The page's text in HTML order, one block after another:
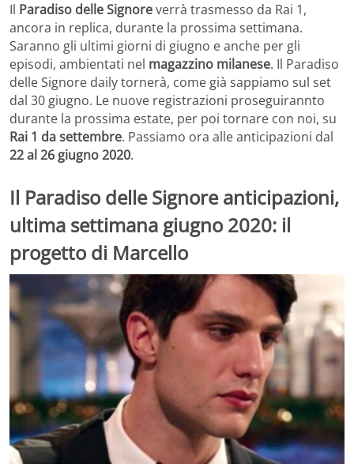
Il Paradiso delle Signoreverrà trasmesso da Rai 1,
ancora in replica, durante la prossima settimana.
Saranno gli ultimi giorni di giugno e anche per gli
episodi, ambientati nel magazzino milanese. Il Paradiso
delle Signore daily tornerà, come già sappiamo sul set
dal 30 giugno. Le nuove registrazioni proseguirannto
durante la prossima estate, per poi tornare con noi, su
Rai 1 da settembre. Passiamo ora alle anticipazioni dal
22 al 26 giugno 2020.
Il Paradiso delle Signore anticipazioni,
ultima settimana giugno 2020: il
progetto di Marcello